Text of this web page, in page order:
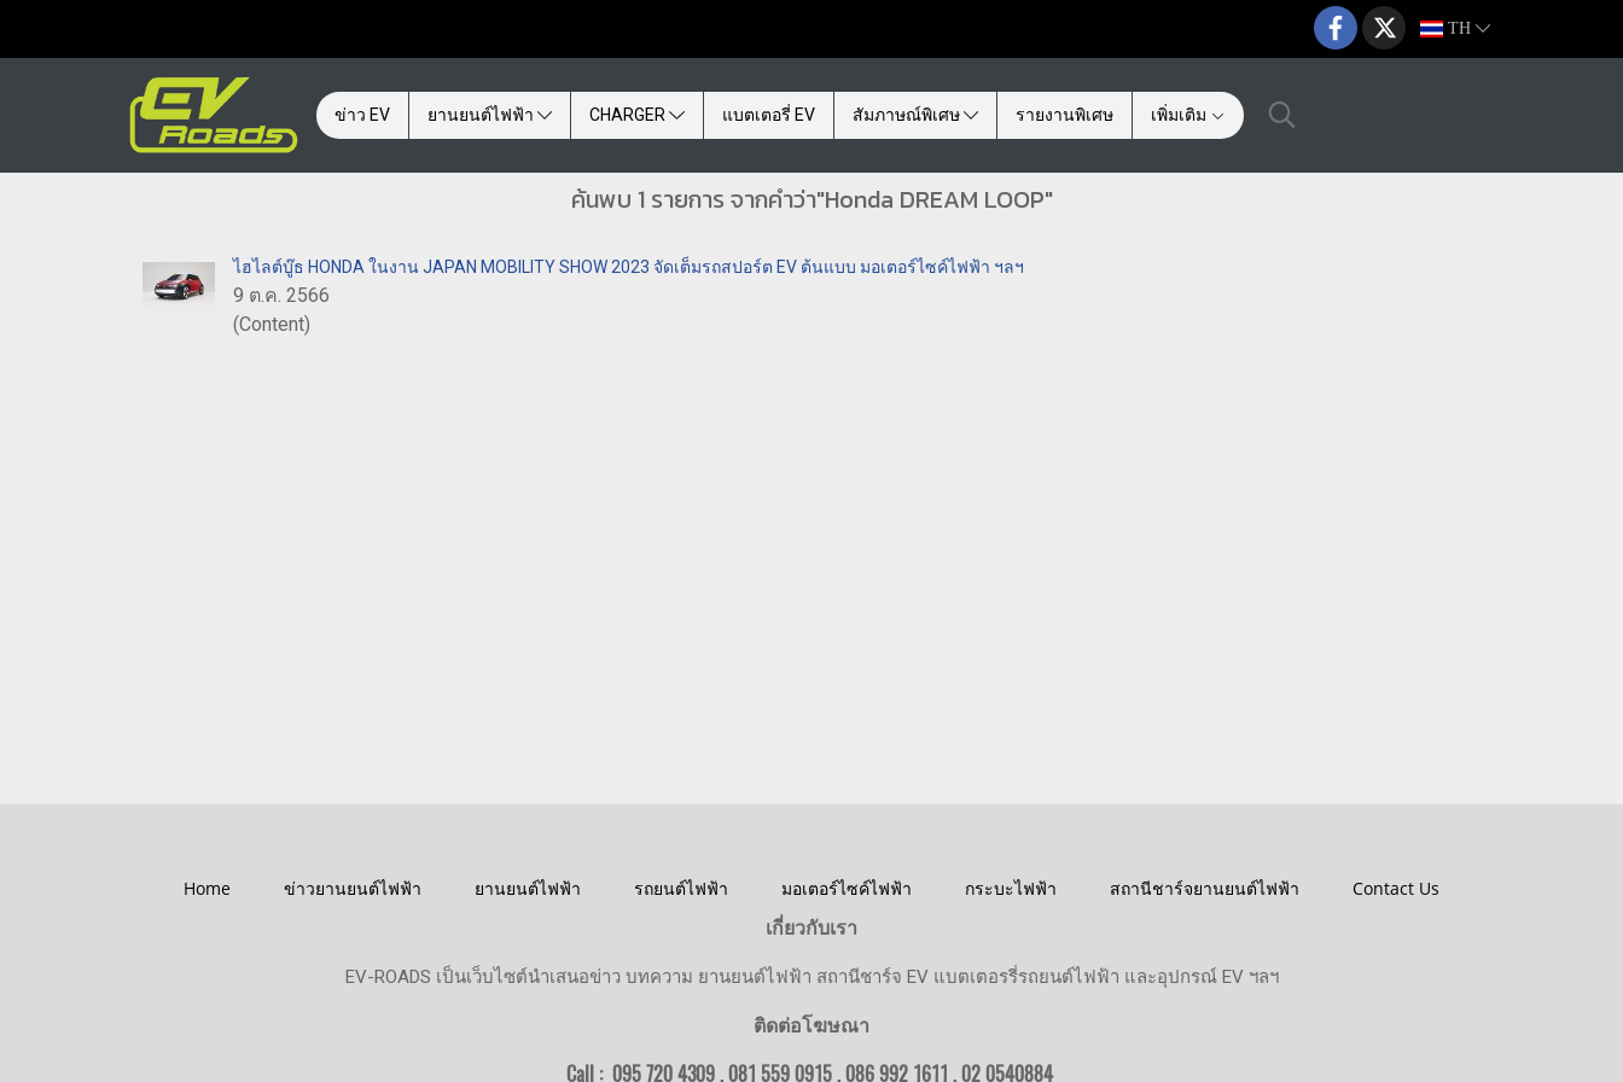
TH
ข่าว EV ยานยนต์ไฟฟ้า CHARGER แบตเตอรี่ EV สัมภาษณ์พิเศษ รายงานพิเศษ เพิ่มเติม
ค้นพบ 1 รายการ จากคำว่า"Honda DREAM LOOP"
ไฮไลต์บู๊ธ HONDA ในงาน JAPAN MOBILITY SHOW 2023 จัดเต็มรถสปอร์ต EV ต้นแบบ มอเตอร์ไซค์ไฟฟ้า ฯลฯ
9 ต.ค. 2566
(Content)
Home ข่าวยานยนต์ไฟฟ้า ยานยนต์ไฟฟ้า รถยนต์ไฟฟ้า มอเตอร์ไซค์ไฟฟ้า กระบะไฟฟ้า สถานีชาร์จยานยนต์ไฟฟ้า
Contact Us
เกี่ยวกับเรา
EV-ROADS เป็นเว็บไซต์นำเสนอข่าว บทความ ยานยนต์ไฟฟ้า สถานีชาร์จ EV แบตเตอรรี่รถยนต์ไฟฟ้า และอุปกรณ์ EV ฯลฯ
ติดต่อโฆษณา
Call : 095 720 4309 , 081 559 0915 , 086 992 1611 ,02 0540884